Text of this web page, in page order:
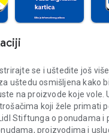
se i uštedite još
uštedu osmišljena kako
na proizvode koje vole.
koji žele primati
Stiftunga o ponudama i
proizvodima i